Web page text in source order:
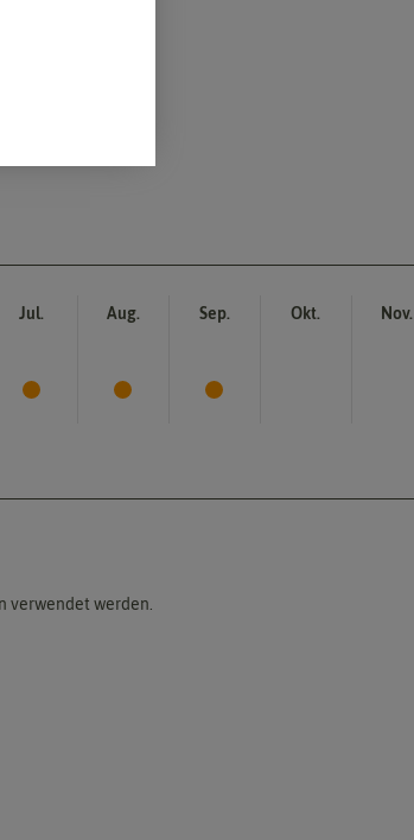
Jul. Aug. Sep. Okt. Nov.
verwendet werden.